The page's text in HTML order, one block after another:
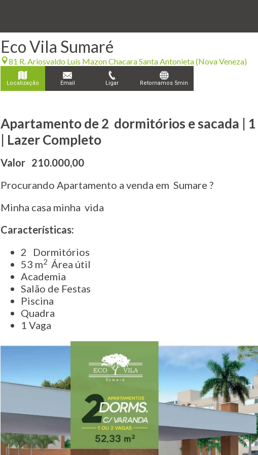
Eco Vila Sumaré
81 R. Ariosvaldo Luís Mazon Chacara Santa Antonieta (Nova Veneza)
Localização Email Ligar Retornamos 5min
Apartamento de 2 dormitórios e sacada | 1
| Lazer Completo
Valor 210.000,00
Procurando Apartamento a venda em Sumare ?
Minha casa minha vida
Características:
​2 Dormitórios
53 m2 Área útil
Academia
Salão de Festas
Piscina
Quadra
1 Vaga